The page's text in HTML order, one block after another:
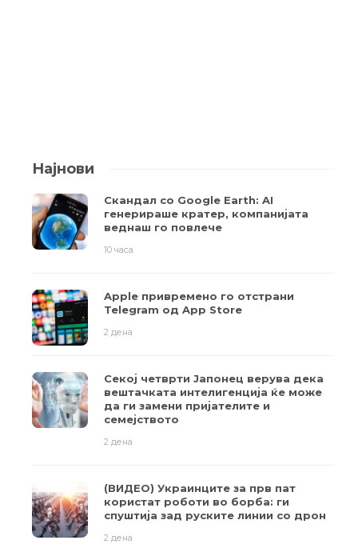
Најнови
Скандал со Google Earth: AI
генерираше кратер, компанијата
веднаш го повлече
10 часа
Apple привремено го отстрани
Telegram од App Store
2 дена
Секој четврти Јапонец верува дека
вештачката интелигенција ќе може
да ги замени пријателите и
семејството
2 дена
(ВИДЕО) Украинците за прв пат
користат роботи во борба: ги
спуштија зад руските линии со дрон
2 дена